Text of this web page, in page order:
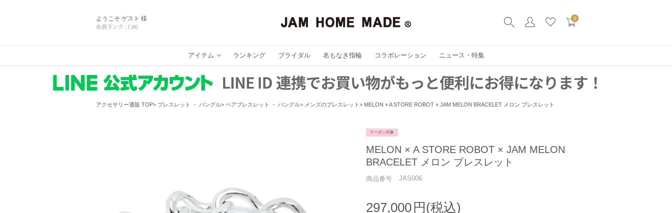
ようこそ ゲスト 様
会員ランク : ( pt)
0
アイテム ランキング ブライダル 名もなき指輪 コラボレーション ニュース・特集
アクセサリー通販 TOP ブレスレット ・ バングル ペアブレスレット ・ バングル メンズのブレスレット MELON × A STORE ROBOT × JAM MELON BRACELET メロン ブレスレット
クーポン対象
MELON × A STORE ROBOT × JAM MELON
BRACELET メロン ブレスレット
商品番号 JAS006
297,000